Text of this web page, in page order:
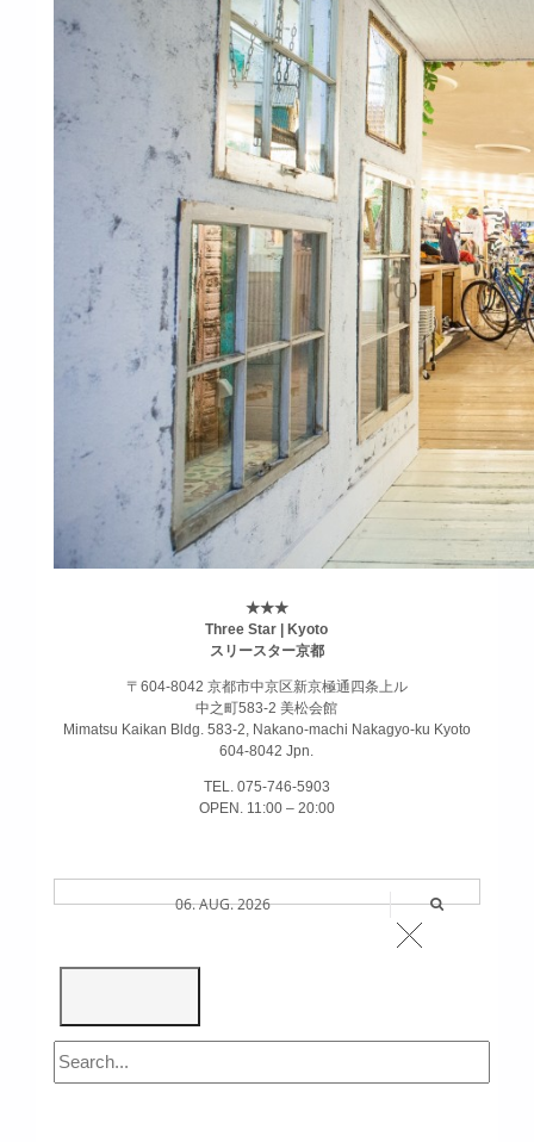
★★★
Three Star | Kyoto
スリースター京都
〒604-8042 京都市中京区新京極通四条上ル
中之町583-2 美松会館
Mimatsu Kaikan Bldg. 583-2, Nakano-machi Nakagyo-ku Kyoto
604-8042 Jpn.
TEL. 075-746-5903
OPEN. 11:00 – 20:00
06. AUG. 2026